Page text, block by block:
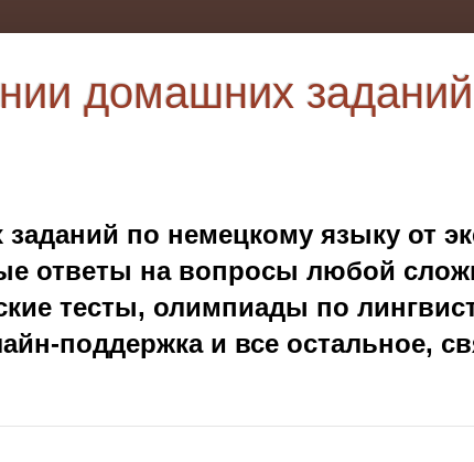
домашних
по немецкому языку от
ответы на вопросы любой
тесты, олимпиады по
поддержка и все остальное,